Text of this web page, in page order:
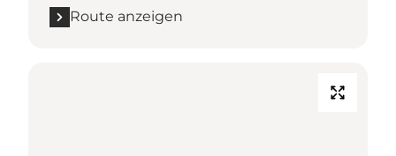
Route anzeigen